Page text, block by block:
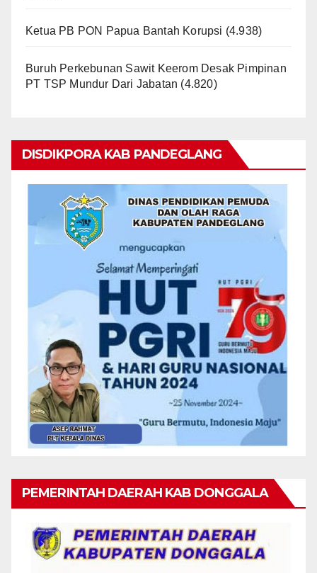
Ketua PB PON Papua Bantah Korupsi (4.938)
Buruh Perkebunan Sawit Keerom Desak Pimpinan
PT TSP Mundur Dari Jabatan (4.820)
DISDIKPORA KAB PANDEGLANG
PEMERINTAH DAERAH KAB DONGGALA